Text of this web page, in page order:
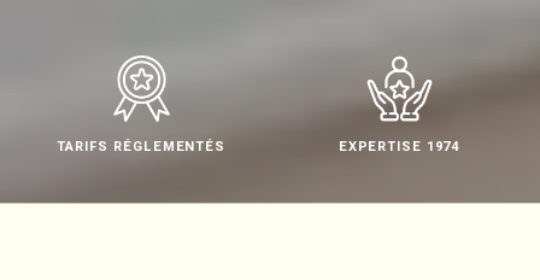
TARIFS RÉGLEMENTÉS EXPERTISE 1974